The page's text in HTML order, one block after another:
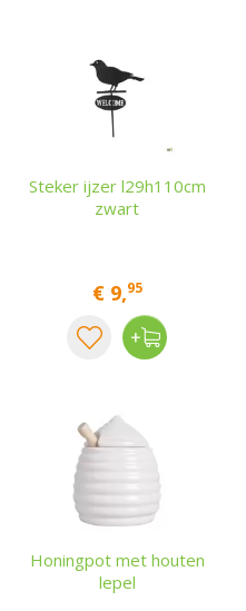
Steker ijzer l29h110cm
zwart
€ 9,95
Honingpot met houten
lepel